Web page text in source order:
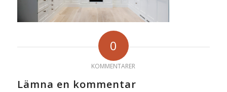
0
KOMMENTARER
Lämna en kommentar